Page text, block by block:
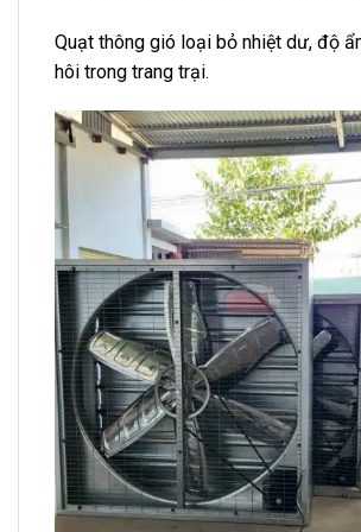
Quạt thông gió loại bỏ nhiệt dư, độ
hôi trong trang trại.